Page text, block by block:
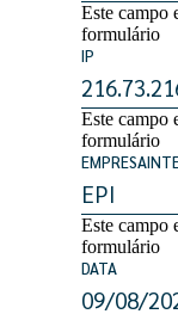
Este campo
formulário
IP
Este campo
formulário
Este campo
formulário
DATA